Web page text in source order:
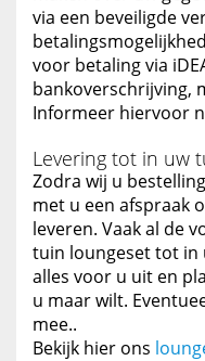
via een beveiligde
voor betaling via
bankoverschrijving,
Informeer hiervoor
Levering tot in uw
Zodra wij u
met u een afspraak
leveren. Vaak al de
tuin loungeset tot in
alles voor u uit en
u maar wilt.
mee..
Bekijk hier ons